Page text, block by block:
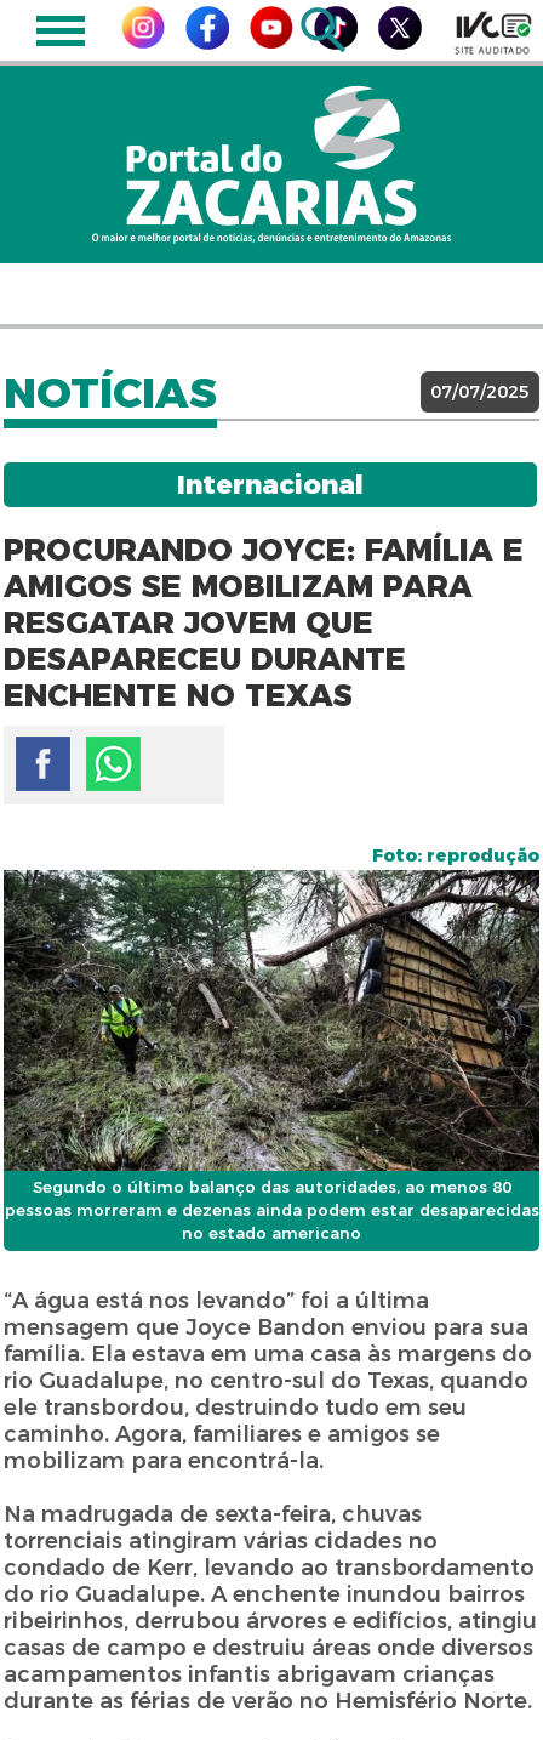
NOTÍCIAS 07/07/2025
Internacional
PROCURANDO JOYCE: FAMÍLIA E
AMIGOS SE MOBILIZAM PARA
RESGATAR JOVEM QUE
DESAPARECEU DURANTE
ENCHENTE NO TEXAS
Foto: reprodução
Segundo o último balanço das autoridades, ao menos 80
pessoas morreram e dezenas ainda podem estar desaparecidas
no estado americano
“A água está nos levando” foi a última
mensagem que Joyce Bandon enviou para sua
família. Ela estava em uma casa às margens do
rio Guadalupe, no centro-sul do Texas, quando
ele transbordou, destruindo tudo em seu
caminho. Agora, familiares e amigos se
mobilizam para encontrá-la.
Na madrugada de sexta-feira, chuvas
torrenciais atingiram várias cidades no
condado de Kerr, levando ao transbordamento
do rio Guadalupe. A enchente inundou bairros
ribeirinhos, derrubou árvores e edifícios, atingiu
casas de campo e destruiu áreas onde diversos
acampamentos infantis abrigavam crianças
durante as férias de verão no Hemisfério Norte.